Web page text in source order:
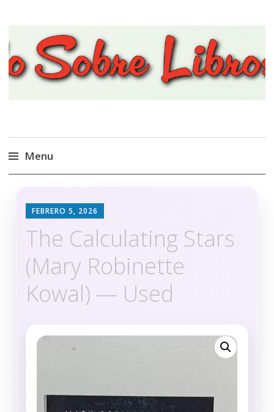
Viajando Sobre Libros
Menu
contenido
FEBRERO 5, 2026
The Calculating Stars
(Mary Robinette
Kowal) — Used